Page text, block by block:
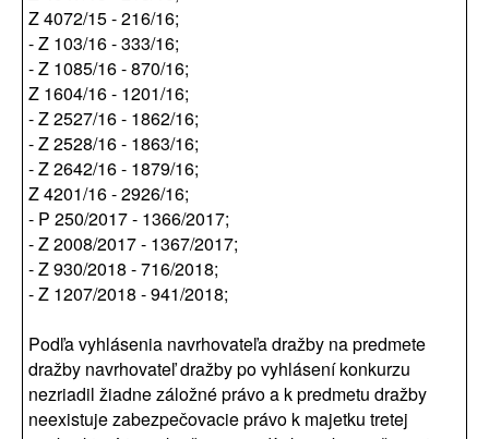
Z 4072/15 - 216/16;
- Z 103/16 - 333/16;
- Z 1085/16 - 870/16;
Z 1604/16 - 1201/16;
- Z 2527/16 - 1862/16;
- Z 2528/16 - 1863/16;
- Z 2642/16 - 1879/16;
Z 4201/16 - 2926/16;
- P 250/2017 - 1366/2017;
- Z 2008/2017 - 1367/2017;
- Z 930/2018 - 716/2018;
- Z 1207/2018 - 941/2018;
Podľa vyhlásenia navrhovateľa dražby na predmete
dražby navrhovateľ dražby po vyhlásení konkurzu
nezriadil žiadne záložné právo a k predmetu dražby
neexistuje zabezpečovacie právo k majetku tretej